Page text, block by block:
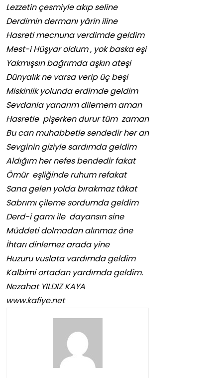
Lezzetin çesmiyle akıp seline
Derdimin dermanı yârin iline
Hasreti mecnuna verdimde geldim
Mest-i Hüşyar oldum , yok baska eşi
Yakmışsın bağrımda aşkın ateşi
Dünyalık ne varsa verip üç beşi
Miskinlik yolunda erdimde geldim
Sevdanla yanarım dilemem aman
Hasretle pişerken durur tüm zaman
Bu can muhabbetle sendedir her an
Sevginin giziyle sardımda geldim
Aldığım her nefes bendedir fakat
Ömür eşliğinde ruhum refakat
Sana gelen yolda bırakmaz tâkat
Sabrımı çileme sordumda geldim
Derd-i gamı ile dayansın sine
Müddeti dolmadan alınmaz öne
İhtarı dinlemez arada yine
Huzuru vuslata vardımda geldim
Kalbimi ortadan yardımda geldim.
Nezahat YILDIZ KAYA
www.kafiye.net